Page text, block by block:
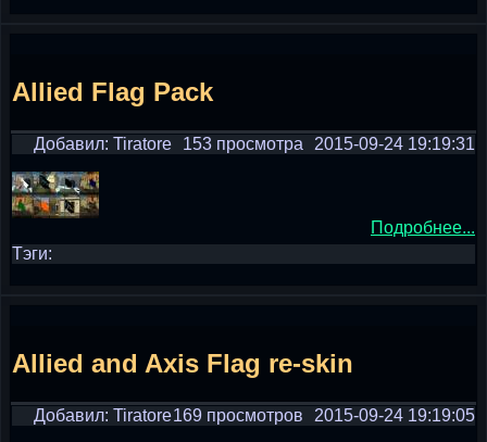
Allied Flag Pack
Добавил: Tiratore 2015-09-24 19:19:31
153 просмотра
Подробнее...
Тэги:
Allied and Axis Flag re-skin
Добавил: Tiratore 2015-09-24 19:19:05
169 просмотров